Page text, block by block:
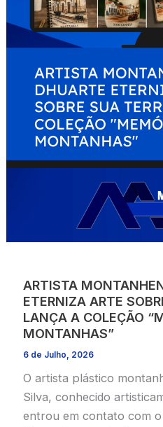
ARTISTA
ETERNIZA ARTE
LANÇA A COLEÇÃO
MONTANHAS”
6 de Julho, 2026
O artista plástico
Silva, conhecido
entrou em contato com